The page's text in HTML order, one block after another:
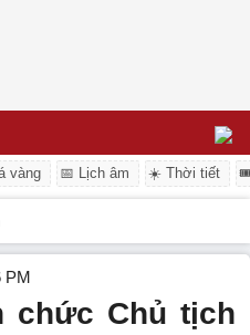
vàng 📅 Lịch âm ☀️ Thời tiết
PM
chức Chủ tịch